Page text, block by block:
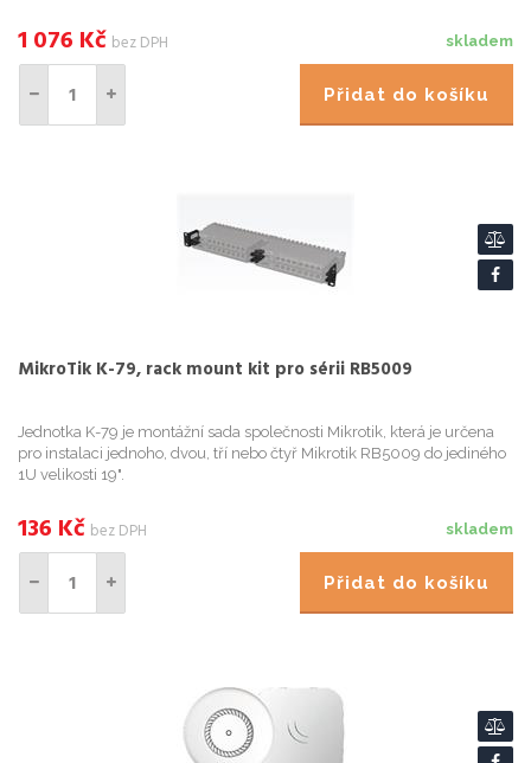
použitelný d...
skladem
1 076 Kč bez DPH
Přidat do košíku
MikroTik K-79, rack mount kit pro sérii RB5009
Jednotka K-79 je montážní sada společnosti Mikrotik, která je určena
pro instalaci jednoho, dvou, tří nebo čtyř Mikrotik RB5009 do jediného
1U velikosti 19".
skladem
136 Kč bez DPH
Přidat do košíku